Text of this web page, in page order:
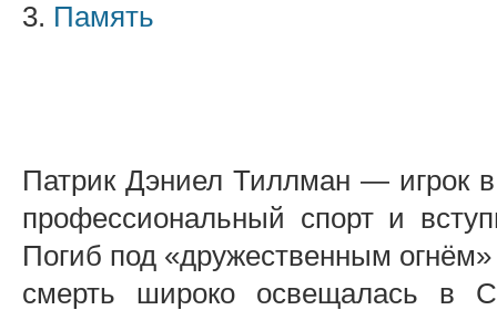
3. Память
Патрик Дэниел Тиллман — игрок
профессиональный спорт и
Погиб под «дружественным огнём»
смерть широко освещалась в